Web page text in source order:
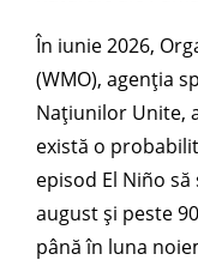
În iunie 2026,
(WMO), agenția
Națiunilor Unite,
există o
episod El Niño
august și peste
până în luna